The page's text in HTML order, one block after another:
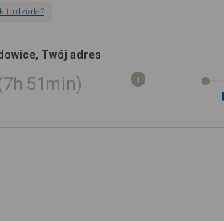
to działa?
Twój adres
7h 51min